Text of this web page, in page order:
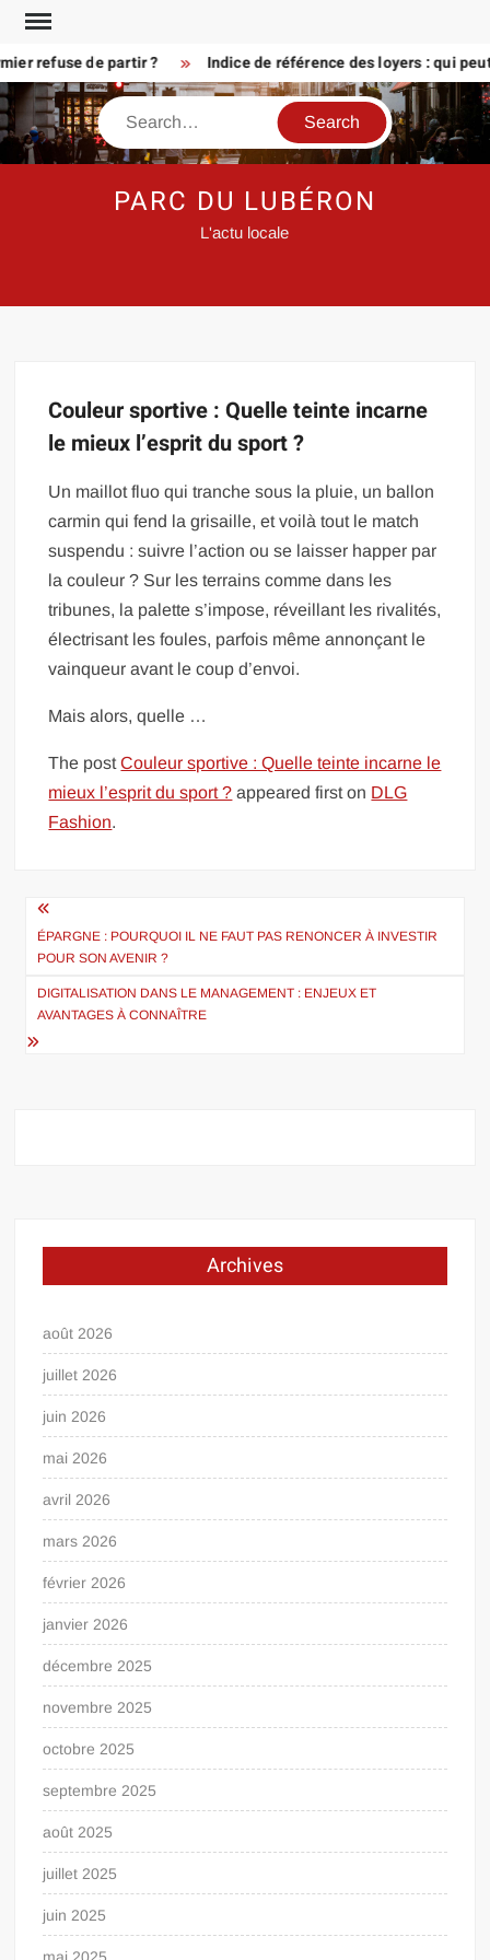
Skip
contentrefuse de partir ? Indice de référence des loyers : qui
Search
PARC DU LUBÉRON
L'actu locale
Couleur sportive : Quelle teinte incarne
le mieux l’esprit du sport ?
Un maillot fluo qui tranche sous la pluie, un ballon
carmin qui fend la grisaille, et voilà tout le match
suspendu : suivre l’action ou se laisser happer par
la couleur ? Sur les terrains comme dans les
tribunes, la palette s’impose, réveillant les rivalités,
électrisant les foules, parfois même annonçant le
vainqueur avant le coup d’envoi.
Mais alors, quelle …
The postCouleur sportive : Quelle teinte incarne le
mieux l’esprit du sport ? appeared first on DLG
Fashion.
Navigation
de
l’article
ÉPARGNE : POURQUOI IL NE FAUT PAS RENONCER À INVESTIR
POUR SON AVENIR ?
DIGITALISATION DANS LE MANAGEMENT : ENJEUX ET
AVANTAGES À CONNAÎTRE
Archives
août 2026
juillet 2026
juin 2026
mai 2026
avril 2026
mars 2026
février 2026
janvier 2026
décembre 2025
novembre 2025
octobre 2025
septembre 2025
août 2025
juillet 2025
juin 2025
mai 2025